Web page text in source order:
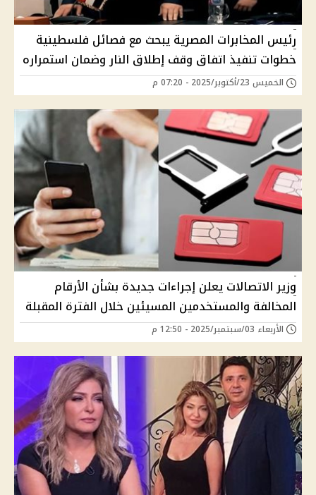
رئيس المخابرات المصرية يبحث مع فصائل فلسطينية
خطوات تنفيذ اتفاق وقف إطلاق النار وضمان استمراره
الخميس 23/أكتوبر/2025 - 07:20 م
وزير الاتصالات يعلن إجراءات جديدة بشأن الأرقام
المخالفة والمستخدمين المسيئين خلال الفترة المقبلة
الأربعاء 03/سبتمبر/2025 - 12:50 م